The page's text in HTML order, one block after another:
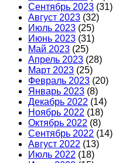
Сентябрь 2023 (31)
Август 2023 (32)
Июль 2023 (25)
Июнь 2023 (31)
Май 2023 (25)
Апрель 2023 (28)
Март 2023 (25)
Февраль 2023 (20)
Январь 2023 (8)
Декабрь 2022 (14)
Ноябрь 2022 (18)
Октябрь 2022 (8)
Сентябрь 2022 (14)
Август 2022 (13)
Июль 2022 (18)